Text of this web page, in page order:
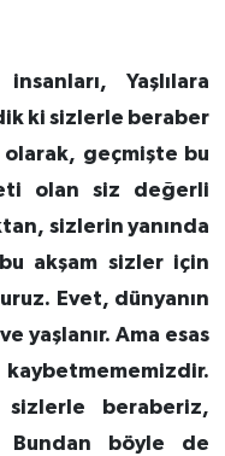
Yaşlılara
ki sizlerle beraber
olarak, geçmişte bu
olan siz değerli
sizlerin yanında
akşam sizler için
Evet, dünyanın
yaşlanır. Ama esas
kaybetmememizdir.
beraberiz,
Bundan böyle de